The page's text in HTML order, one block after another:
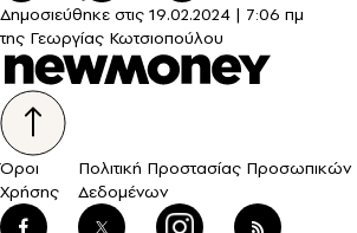
Δημοσιεύθηκε στις 19.02.2024 | 7:06 πμ
της Γεωργίας Κωτσιοπούλου
Όροι
Χρήσης
Πολιτική Προστασίας Προσωπικών
Δεδομένων